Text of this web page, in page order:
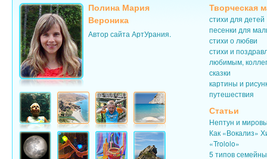
Полина Мария
Вероника
Автор сайта АртУрания.
Творческая
стихи для детей
песенки для
стихи о любви
стихи и
любимым,
сказки
картины и
путешествия
Статьи
Нептун и
Как «Вокализ»
«Trololo»
5 типов